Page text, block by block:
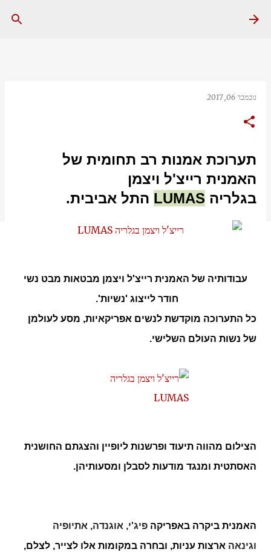
נובמבר 06, 2017
תערוכת אמנות רב תחומית של
האמנית רייצ'ל ויצמן
בגלריה LUMAS התל אביבית.
עבודותיה של האמנית רייצ'ל ויצמן מבטאות מבט נשי
חודר לייצוג 'נשיות'.
כל התערוכה מוקדשת לנשים אפריקאיות, מסע לעולמן
של נשות העולם השלישי.
הצילום מהווה תיעוד ופרשנות ליופיין והצגתם החושנית
האסתטית ומנגד מודעות לסבלן ומסעותיהן.
האמנית ביקרה באפריקה פיג'י, אוגנדה, אתיופיה
וגינאה ארצות עניות, ובחרה במקומות אלו לצייר, לצלם,